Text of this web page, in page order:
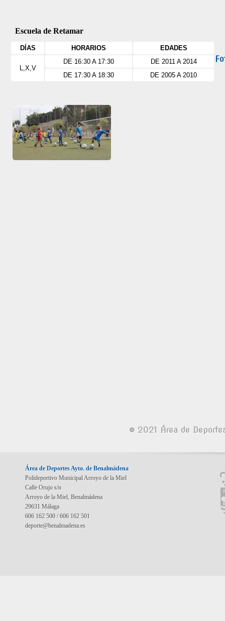
Escuela de Retamar
DÍAS HORARIOS EDADES
L,X,V
DE 16:30 A 17:30
DE 2011 A 2014
DE 17:30 A 18:30
DE 2005 A 2010
© 2021 Área de
Área de Deportes Ayto. de Benalmádena
Polideportivo Municipal Arroyo de la Miel
Calle Orujo s/n
Arroyo de la Miel, Benalmádena
29631 Málaga
606 162 500 / 606 162 501
deporte@benalmadena.es